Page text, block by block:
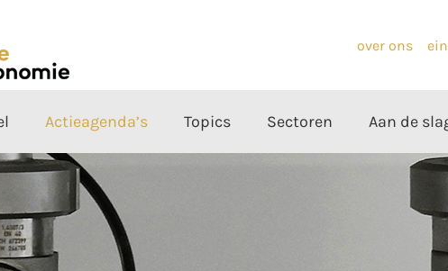
over ons
Actieagenda’s Topics Sectoren Aan de